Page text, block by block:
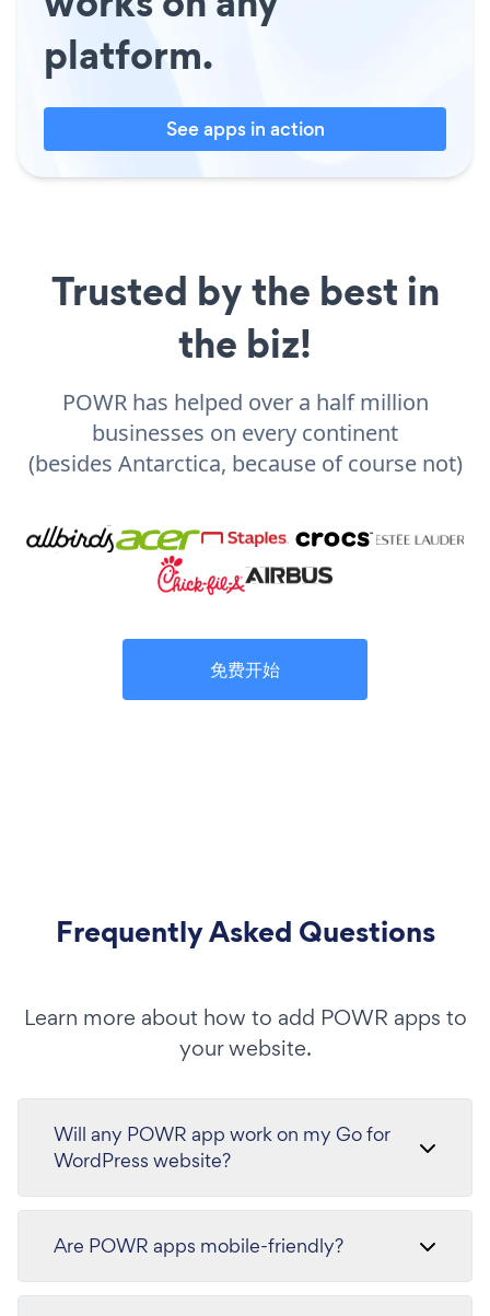
platform.
See apps in action
Trusted by the best in
the biz!
POWR has helped over a half million
businesses on every continent
(besides Antarctica, because of course not)
免费开始
Frequently Asked Questions
Learn more about how to add POWR apps to
your website.
Will any POWR app work on my Go for
WordPress website?
Are POWR apps mobile-friendly?